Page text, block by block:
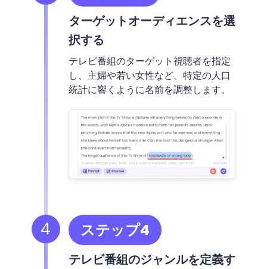
ターゲットオーディエンスを選
択する
テレビ番組のターゲット視聴者を指定
し、主婦や若い女性など、特定の人口
統計に響くように名前を調整します。
ステップ4
テレビ番組のジャンルを定義す
4